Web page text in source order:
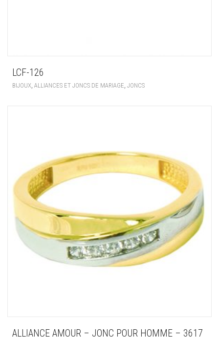
LCF-126
BIJOUX ALLIANCES ET JONCS DE MARIAGE JONCS
ALLIANCE AMOUR – JONC POUR HOMME – 3617